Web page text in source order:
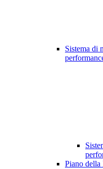
Sistema di
Piano della